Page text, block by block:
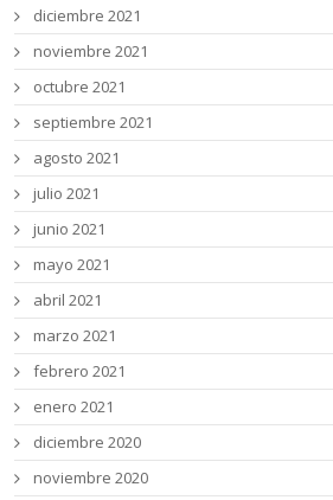
diciembre 2021
noviembre 2021
octubre 2021
septiembre 2021
agosto 2021
julio 2021
junio 2021
mayo 2021
abril 2021
marzo 2021
febrero 2021
enero 2021
diciembre 2020
noviembre 2020